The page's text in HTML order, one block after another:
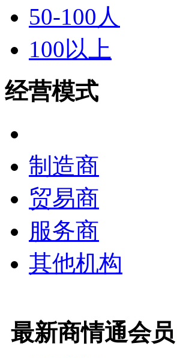
50-100人
100以上
经营模式
制造商
贸易商
服务商
其他机构
最新商情通会员